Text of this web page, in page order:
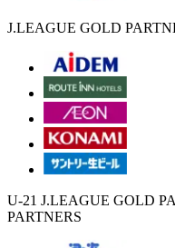
J.LEAGUE GOLD
U-21 J.LEAGUE GOLD
PARTNERS